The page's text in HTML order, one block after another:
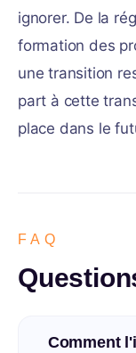
ignorer. De la
formation des
une transition
part à cette
place dans le
FAQ
Comment